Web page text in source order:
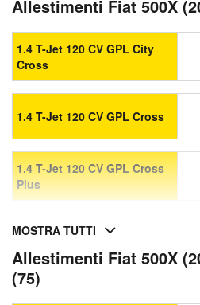
Allestimenti Fiat 500X
1.4 T-Jet 120 CV GPL City
Cross
1.4 T-Jet 120 CV GPL Cross
1.4 T-Jet 120 CV GPL Cross
Plus
MOSTRA TUTTI
Allestimenti Fiat 500X
(75)